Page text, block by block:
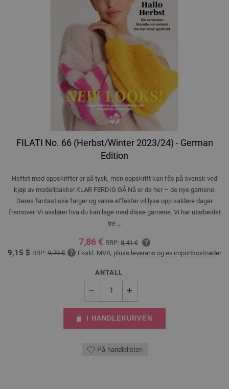
FILATI No. 66 (Herbst/Winter 2023/24) - German
Edition
Heftet med oppskrifter er på tysk, men oppskrift kan fås på svensk ved
kjøp av modellpakke! KLAR FERDIG GÅ Nå er de her – de nye garnene.
Deres fantastiske farger og vakre effekter vil lyse opp kaldere dager
fremover. Vi avslører hva du kan lage med disse garnene. Vi har utarbeidet
tre ...
7,86 € RRP: 8,41 €
9,15 $ RRP: 9,79 $ Ekskl. MVA, pluss leverans og ev importkostnader
ANTALL
I HANDLEKURVEN
På handlelisten